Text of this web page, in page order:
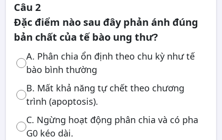
Câu 2
Đặc điểm nào sau đây phản ánh đúng
bản chất của tế bào ung thư?
A. Phân chia ổn định theo chu kỳ như tế
bào bình thường
B. Mất khả năng tự chết theo chương
trình (apoptosis).
C. Ngừng hoạt động phân chia và có pha
G0 kéo dài.